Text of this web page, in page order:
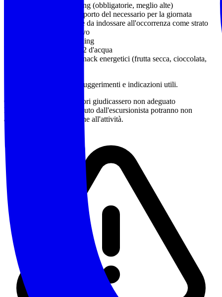
Calzature da trekking (obbligatorie, meglio alte)
Zaino adatto al trasporto del necessario per la giornata
Capo impermeabile da indossare all'occorrenza come strato
più esterno protettivo
Bastoncini da trekking
Almeno 1 litro e 1/2 d'acqua
Pranzo al sacco e snack energetici (frutta secca, cioccolata,
Sono a disposizione per suggerimenti e indicazioni utili.
Qualora gli accompagnatori giudicassero non adeguato
l'equipaggiamento posseduto dall'escursionista potranno non
accettarne la partecipazione all'attività.